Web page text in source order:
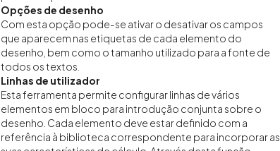
Opções de desenho
Com esta opção pode-se ativar o desativar os campos
que aparecem nas etiquetas de cada elemento do
desenho, bem como o tamanho utilizado para a fonte de
todos os textos.
Linhas de utilizador
Esta ferramenta permite configurar linhas de vários
elementos em bloco para introdução conjunta sobre o
desenho. Cada elemento deve estar definido com a
referência à biblioteca correspondente para incorporar as